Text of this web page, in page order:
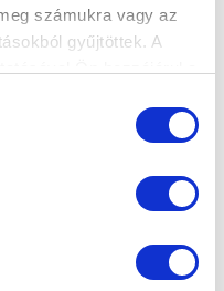
számukra vagy az
gyűjtöttek. A
CSAPAT
kapott gól nélkül lett
as születésű